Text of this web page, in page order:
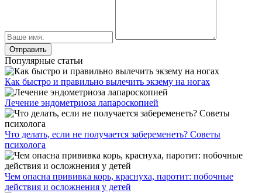
Популярные статьи
Как быстро и правильно вылечить экзему на ногах
Лечение эндометриоза лапароскопией
Что делать, если не получается забеременеть? Советы
психолога
Чем опасна прививка корь, краснуха, паротит: побочные
действия и осложнения у детей